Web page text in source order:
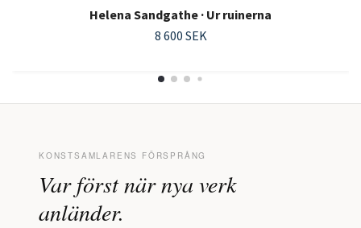
Helena Sandgathe · Ur ruinerna
8 600 SEK
KONSTSAMLARENS FÖRSPRÅNG
Var först när nya verk
anländer.